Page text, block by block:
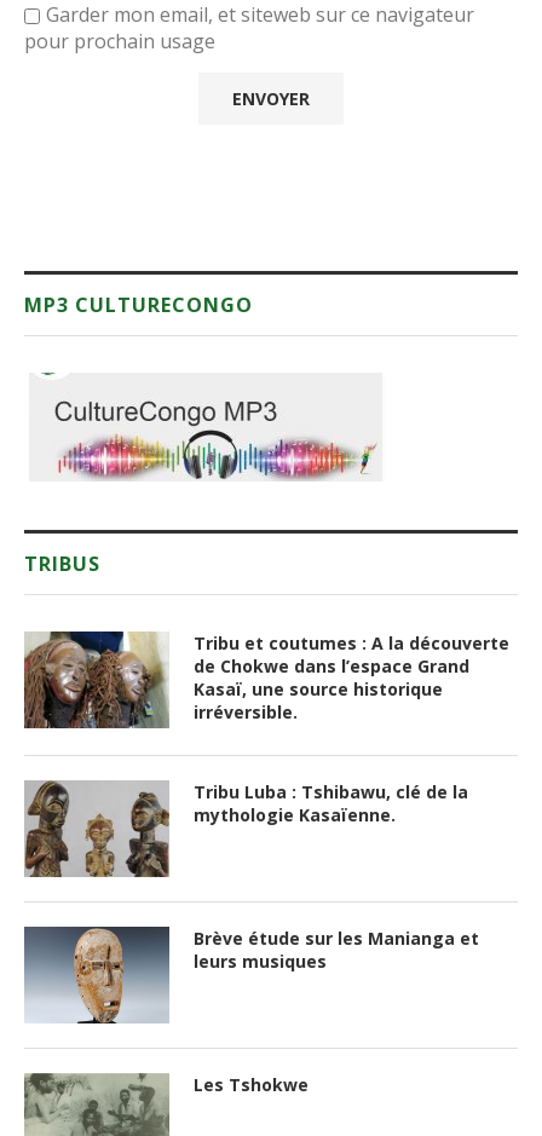
Garder mon email, et siteweb sur ce navigateur
pour prochain usage
MP3 CULTURECONGO
TRIBUS
Tribu et coutumes : A la découverte
de Chokwe dans l’espace Grand
Kasaï, une source historique
irréversible.
Tribu Luba : Tshibawu, clé de la
mythologie Kasaïenne.
Brève étude sur les Manianga et
leurs musiques
Les Tshokwe